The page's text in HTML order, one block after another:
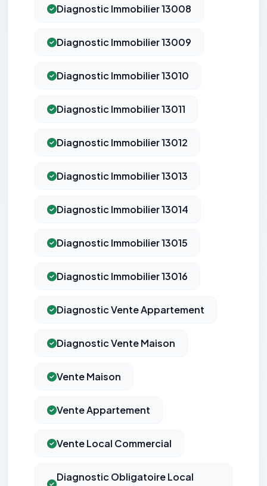
Diagnostic Immobilier 13008
Diagnostic Immobilier 13009
Diagnostic Immobilier 13010
Diagnostic Immobilier 13011
Diagnostic Immobilier 13012
Diagnostic Immobilier 13013
Diagnostic Immobilier 13014
Diagnostic Immobilier 13015
Diagnostic Immobilier 13016
Diagnostic Vente Appartement
Diagnostic Vente Maison
Vente Maison
Vente Appartement
Vente Local Commercial
Diagnostic Obligatoire Local